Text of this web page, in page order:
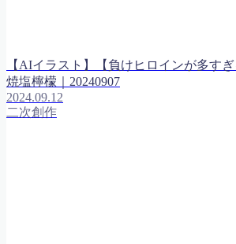
【AIイラスト】【負けヒロインが多す
焼塩檸檬｜20240907
2024.09.12
二次創作